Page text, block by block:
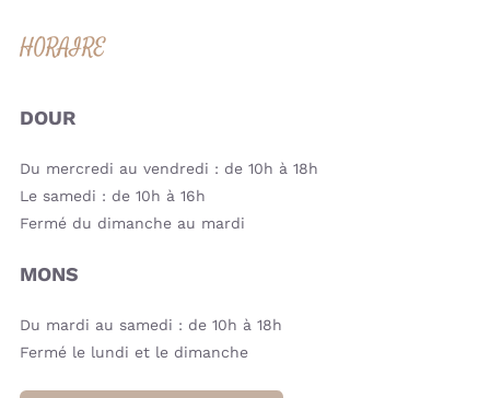
HORAIRE
DOUR
Du mercredi au vendredi : de 10h à 18h
Le samedi : de 10h à 16h
Fermé du dimanche au mardi
MONS
Du mardi au samedi : de 10h à 18h
Fermé le lundi et le dimanche